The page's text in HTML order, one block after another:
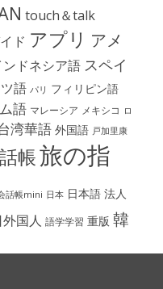
touch＆talk
ド アプリ アメ
ンドネシア語 スペイ
語 パリ フィリピン語
語 マレーシア メキシコ ロ
湾華語 外国語 戸加里康
帳旅の指
話帳mini 日本 日本語 法人
国人 語学学習 重版 韓